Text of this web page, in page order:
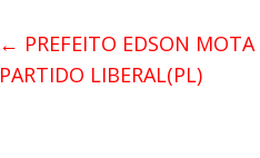
← PREFEITO EDSON
PARTIDO LIBERAL(PL)